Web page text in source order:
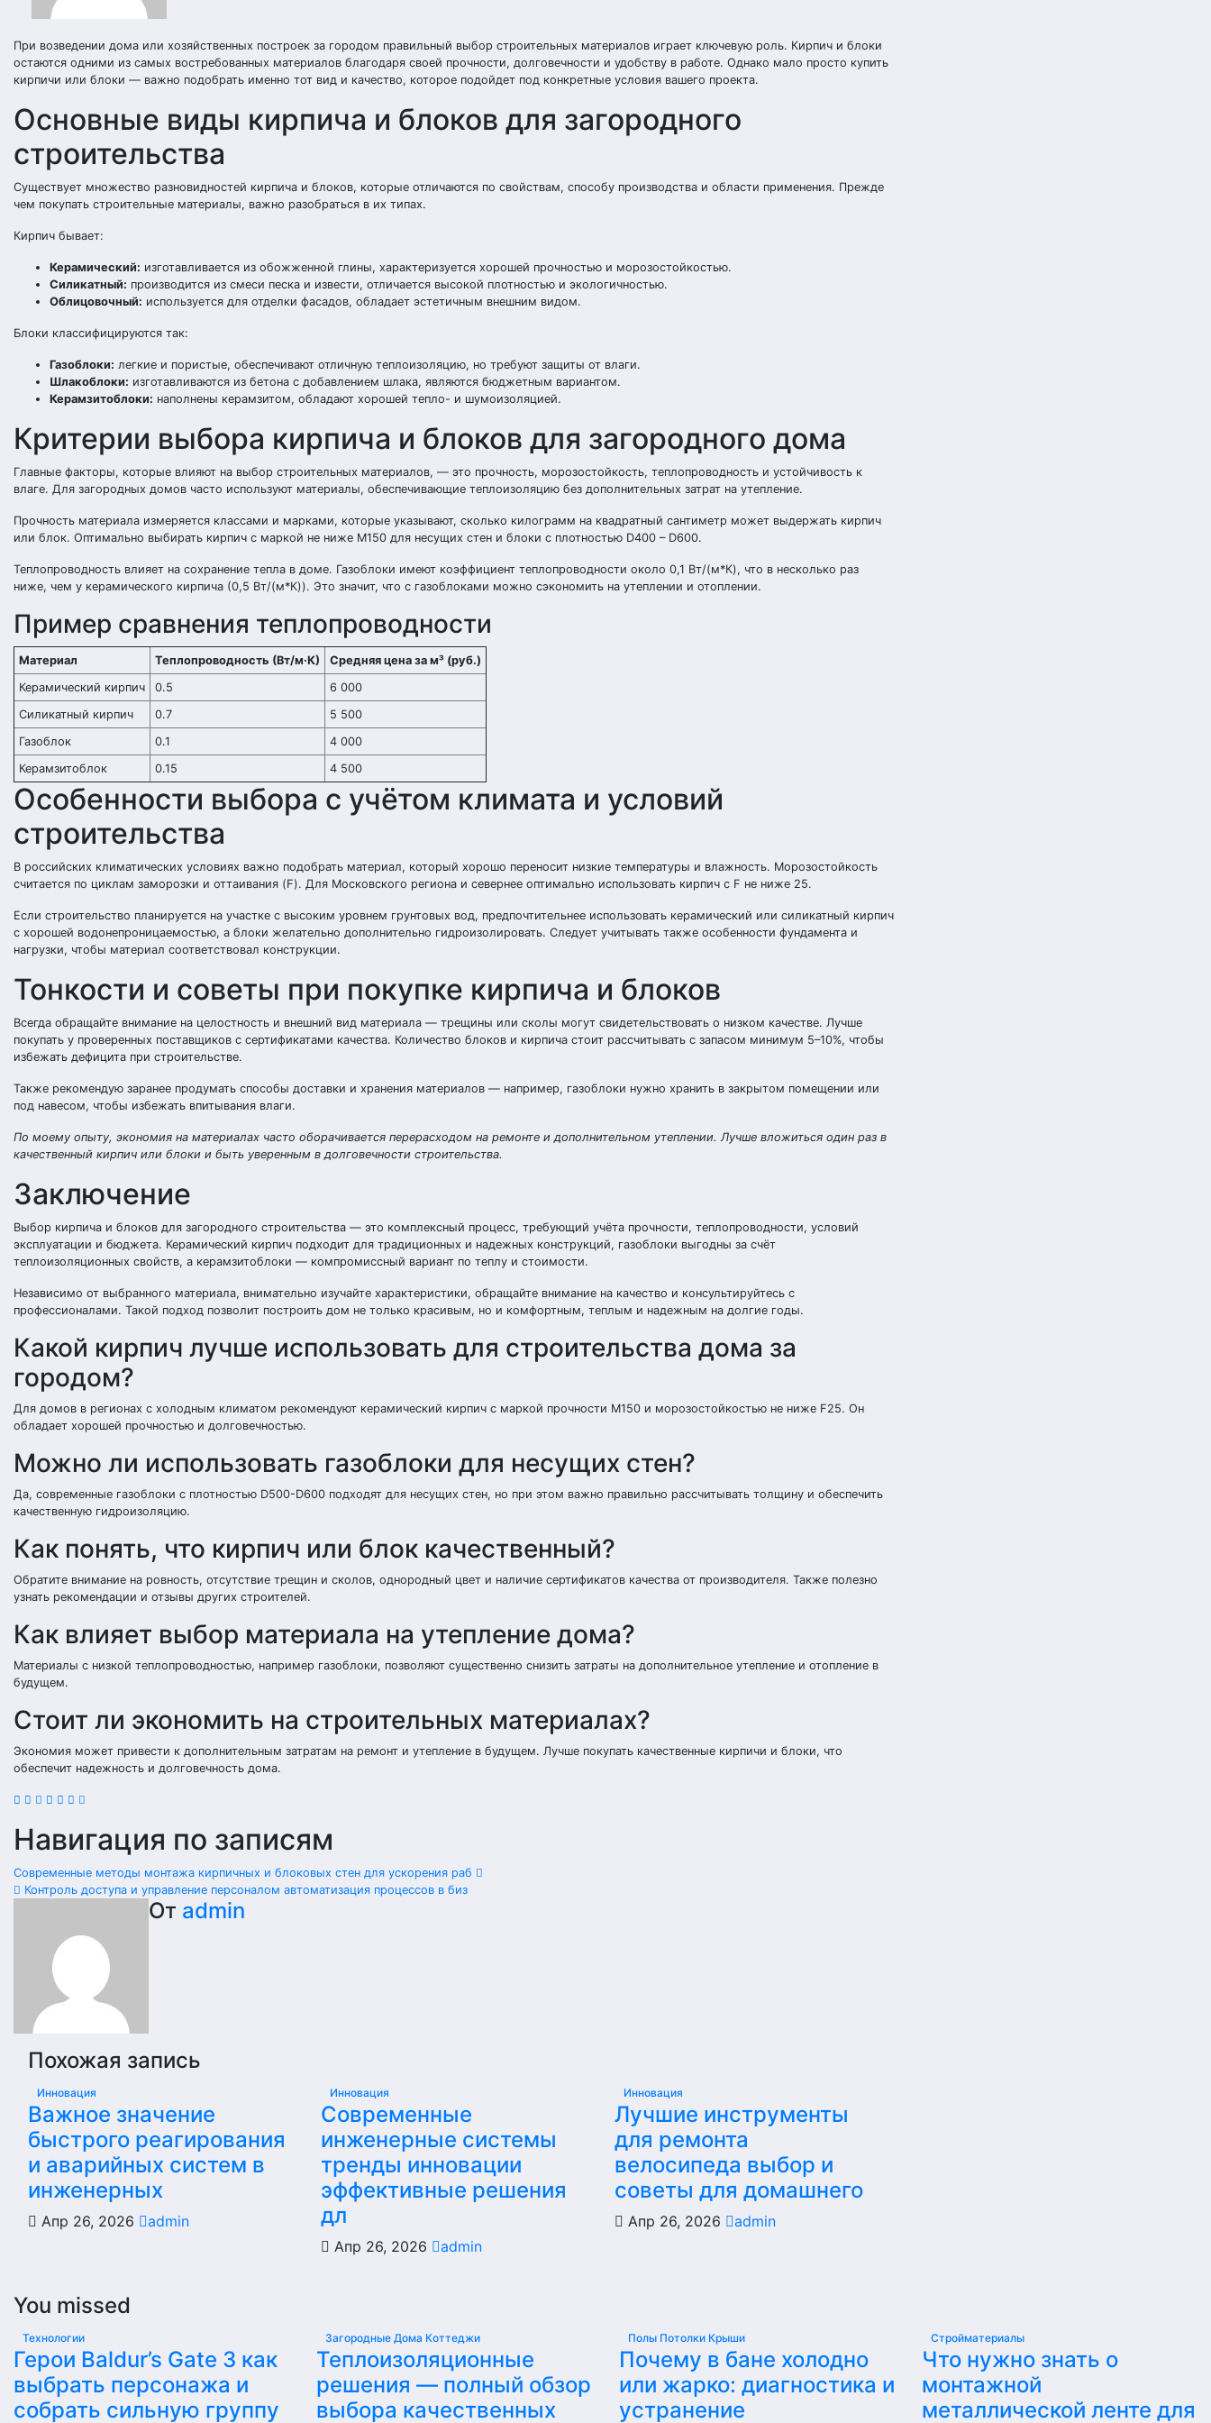
При возведении дома или хозяйственных построек за городом правильный выбор строительных материалов играет ключевую роль. Кирпич и блоки
остаются одними из самых востребованных материалов благодаря своей прочности, долговечности и удобству в работе. Однако мало просто купить
кирпичи или блоки — важно подобрать именно тот вид и качество, которое подойдет под конкретные условия вашего проекта.
Основные виды кирпича и блоков для загородного
строительства
Существует множество разновидностей кирпича и блоков, которые отличаются по свойствам, способу производства и области применения. Прежде
чем покупать строительные материалы, важно разобраться в их типах.
Кирпич бывает:
Керамический: изготавливается из обожженной глины, характеризуется хорошей прочностью и морозостойкостью.
Силикатный: производится из смеси песка и извести, отличается высокой плотностью и экологичностью.
Облицовочный: используется для отделки фасадов, обладает эстетичным внешним видом.
Блоки классифицируются так:
Газоблоки: легкие и пористые, обеспечивают отличную теплоизоляцию, но требуют защиты от влаги.
Шлакоблоки: изготавливаются из бетона с добавлением шлака, являются бюджетным вариантом.
Керамзитоблоки: наполнены керамзитом, обладают хорошей тепло- и шумоизоляцией.
Критерии выбора кирпича и блоков для загородного дома
Главные факторы, которые влияют на выбор строительных материалов, — это прочность, морозостойкость, теплопроводность и устойчивость к
влаге. Для загородных домов часто используют материалы, обеспечивающие теплоизоляцию без дополнительных затрат на утепление.
Прочность материала измеряется классами и марками, которые указывают, сколько килограмм на квадратный сантиметр может выдержать кирпич
или блок. Оптимально выбирать кирпич с маркой не ниже М150 для несущих стен и блоки с плотностью D400 – D600.
Теплопроводность влияет на сохранение тепла в доме. Газоблоки имеют коэффициент теплопроводности около 0,1 Вт/(м*К), что в несколько раз
ниже, чем у керамического кирпича (0,5 Вт/(м*К)). Это значит, что с газоблоками можно сэкономить на утеплении и отоплении.
Пример сравнения теплопроводности
Материал Теплопроводность (Вт/м·К)
Средняя цена за м³ (руб.)
Керамический кирпич
0.5
6 000
Силикатный кирпич
0.7
5 500
Газоблок
0.1
4 000
Керамзитоблок
0.15 4 500
Особенности выбора с учётом климата и условий
строительства
В российских климатических условиях важно подобрать материал, который хорошо переносит низкие температуры и влажность. Морозостойкость
считается по циклам заморозки и оттаивания (F). Для Московского региона и севернее оптимально использовать кирпич с F не ниже 25.
Если строительство планируется на участке с высоким уровнем грунтовых вод, предпочтительнее использовать керамический или силикатный кирпич
с хорошей водонепроницаемостью, а блоки желательно дополнительно гидроизолировать. Следует учитывать также особенности фундамента и
нагрузки, чтобы материал соответствовал конструкции.
Тонкости и советы при покупке кирпича и блоков
Всегда обращайте внимание на целостность и внешний вид материала — трещины или сколы могут свидетельствовать о низком качестве. Лучше
покупать у проверенных поставщиков с сертификатами качества. Количество блоков и кирпича стоит рассчитывать с запасом минимум 5–10%, чтобы
избежать дефицита при строительстве.
Также рекомендую заранее продумать способы доставки и хранения материалов — например, газоблоки нужно хранить в закрытом помещении или
под навесом, чтобы избежать впитывания влаги.
По моему опыту, экономия на материалах часто оборачивается перерасходом на ремонте и дополнительном утеплении. Лучше вложиться один раз в
качественный кирпич или блоки и быть уверенным в долговечности строительства.
Заключение
Выбор кирпича и блоков для загородного строительства — это комплексный процесс, требующий учёта прочности, теплопроводности, условий
эксплуатации и бюджета. Керамический кирпич подходит для традиционных и надежных конструкций, газоблоки выгодны за счёт
теплоизоляционных свойств, а керамзитоблоки — компромиссный вариант по теплу и стоимости.
Независимо от выбранного материала, внимательно изучайте характеристики, обращайте внимание на качество и консультируйтесь с
профессионалами. Такой подход позволит построить дом не только красивым, но и комфортным, теплым и надежным на долгие годы.
Какой кирпич лучше использовать для строительства дома за
городом?
Для домов в регионах с холодным климатом рекомендуют керамический кирпич с маркой прочности М150 и морозостойкостью не ниже F25. Он
обладает хорошей прочностью и долговечностью.
Можно ли использовать газоблоки для несущих стен?
Да, современные газоблоки с плотностью D500-D600 подходят для несущих стен, но при этом важно правильно рассчитывать толщину и обеспечить
качественную гидроизоляцию.
Как понять, что кирпич или блок качественный?
Обратите внимание на ровность, отсутствие трещин и сколов, однородный цвет и наличие сертификатов качества от производителя. Также полезно
узнать рекомендации и отзывы других строителей.
Как влияет выбор материала на утепление дома?
Материалы с низкой теплопроводностью, например газоблоки, позволяют существенно снизить затраты на дополнительное утепление и отопление в
будущем.
Стоит ли экономить на строительных материалах?
Экономия может привести к дополнительным затратам на ремонт и утепление в будущем. Лучше покупать качественные кирпичи и блоки, что
обеспечит надежность и долговечность дома.
Навигация по записям
Современные методы монтажа кирпичных и блоковых стен для ускорения раб
Контроль доступа и управление персоналом автоматизация процессов в биз
От admin
Похожая запись
Инновация
Важное значение
быстрого реагирования
и аварийных систем в
инженерных
Апр 26, 2026 admin
Инновация
Современные
инженерные системы
тренды инновации
эффективные решения
дл
Апр 26, 2026 admin
Инновация
Лучшие инструменты
для ремонта
велосипеда выбор и
советы для домашнего
Апр 26, 2026 admin
You missed
Технологии
Герои Baldur’s Gate 3 как
выбрать персонажа и
собрать сильную группу
Загородные Дома Коттеджи
Теплоизоляционные
решения — полный обзор
выбора качественных
Полы Потолки Крыши
Почему в бане холодно
или жарко: диагностика и
устранение
Стройматериалы
Что нужно знать о
монтажной
металлической ленте для